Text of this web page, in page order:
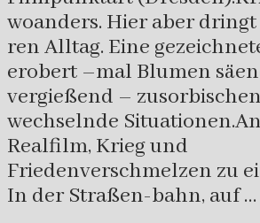
woanders. Hier aber
ren Alltag. Eine
erobert –mal Blumen
vergießend –
wechselnde
Realfilm, Krieg und
Friedenverschmelzen zu
In der Straßen-bahn, auf …